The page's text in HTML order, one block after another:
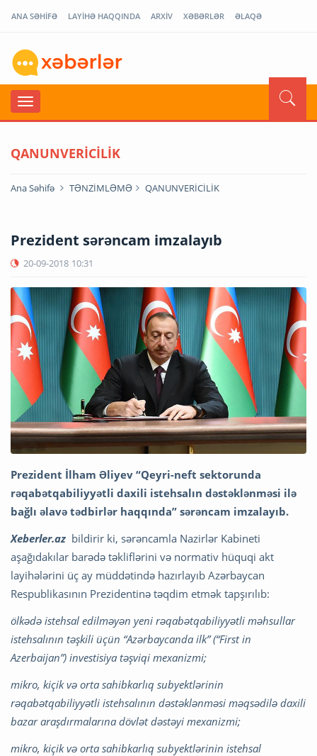
ANA SƏHİFƏ LAYİHƏ HAQQINDA ARXİV XƏBƏRLƏR ƏLAQƏ
QANUNVERİCİLİK
Ana Səhifə TƏNZİMLƏMƏ QANUNVERİCİLİK
Prezident sərəncam imzalayıb
20-09-2018 10:31
Prezident İlham Əliyev “Qeyri-neft sektorunda
rəqabətqabiliyyətli daxili istehsalın dəstəklənməsi ilə
bağlı əlavə tədbirlər haqqında” sərəncam imzalayıb.
Xeberler.az bildirir ki, sərəncamla Nazirlər Kabineti
aşağıdakılar barədə təkliflərini və normativ hüquqi akt
layihələrini üç ay müddətində hazırlayıb Azərbaycan
Respublikasının Prezidentinə təqdim etmək tapşırılıb:
ölkədə istehsal edilməyən yeni rəqabətqabiliyyətli məhsullar
istehsalının təşkili üçün “Azərbaycanda ilk” (“First in
Azerbaijan”) investisiya təşviqi mexanizmi;
mikro, kiçik və orta sahibkarlıq subyektlərinin
rəqabətqabiliyyətli istehsalının dəstəklənməsi məqsədilə daxili
bazar araşdırmalarına dövlət dəstəyi mexanizmi;
mikro, kiçik və orta sahibkarlıq subyektlərinin istehsal